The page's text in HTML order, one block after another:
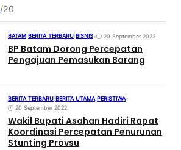
/20
BATAM BERITA TERBARU BISNIS• 20 September 2022
BP Batam Dorong Percepatan
Pengajuan Pemasukan Barang
BERITA TERBARU BERITA UTAMA PERISTIWA•
20 September 2022
Wakil Bupati Asahan Hadiri Rapat
Koordinasi Percepatan Penurunan
Stunting Provsu